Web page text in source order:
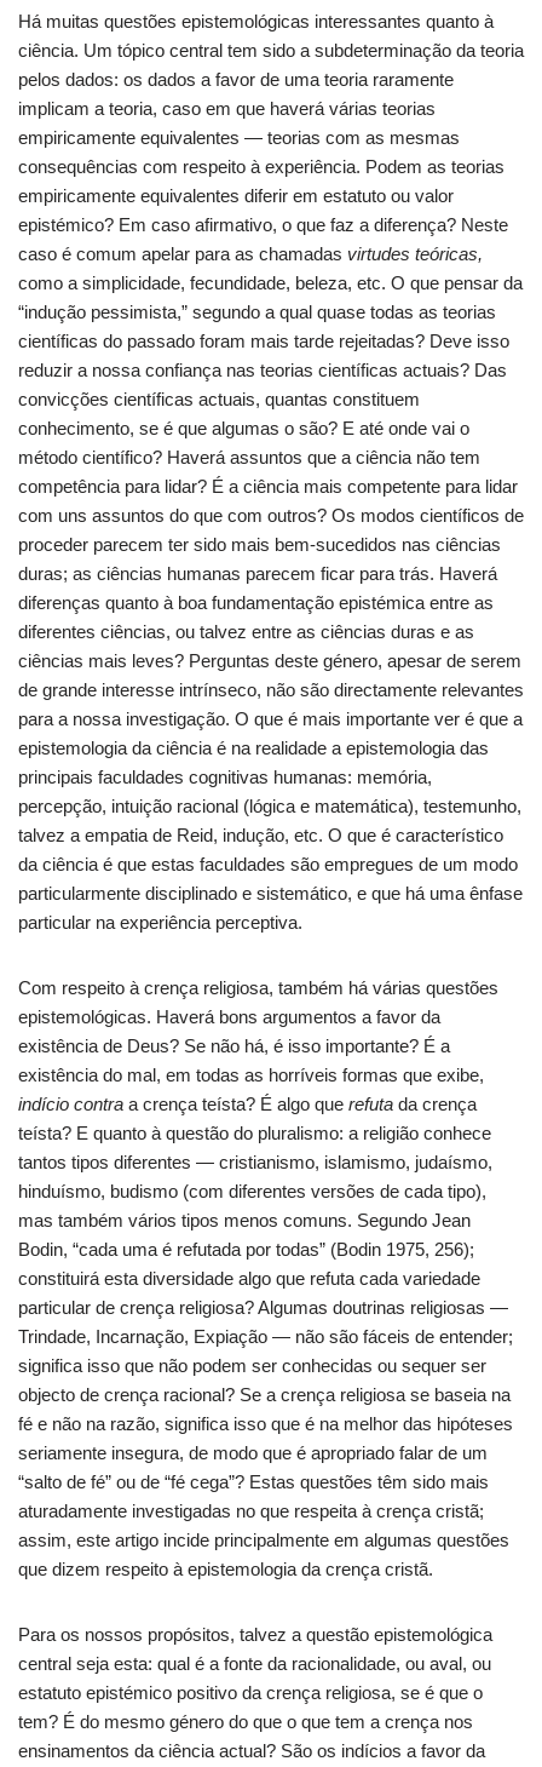
Há muitas questões epistemológicas interessantes quanto à
ciência. Um tópico central tem sido a subdeterminação da teoria
pelos dados: os dados a favor de uma teoria raramente
implicam a teoria, caso em que haverá várias teorias
empiricamente equivalentes — teorias com as mesmas
consequências com respeito à experiência. Podem as teorias
empiricamente equivalentes diferir em estatuto ou valor
epistémico? Em caso afirmativo, o que faz a diferença? Neste
caso é comum apelar para as chamadas virtudes teóricas,
como a simplicidade, fecundidade, beleza, etc. O que pensar da
“indução pessimista,” segundo a qual quase todas as teorias
científicas do passado foram mais tarde rejeitadas? Deve isso
reduzir a nossa confiança nas teorias científicas actuais? Das
convicções científicas actuais, quantas constituem
conhecimento, se é que algumas o são? E até onde vai o
método científico? Haverá assuntos que a ciência não tem
competência para lidar? É a ciência mais competente para lidar
com uns assuntos do que com outros? Os modos científicos de
proceder parecem ter sido mais bem-sucedidos nas ciências
duras; as ciências humanas parecem ficar para trás. Haverá
diferenças quanto à boa fundamentação epistémica entre as
diferentes ciências, ou talvez entre as ciências duras e as
ciências mais leves? Perguntas deste género, apesar de serem
de grande interesse intrínseco, não são directamente relevantes
para a nossa investigação. O que é mais importante ver é que a
epistemologia da ciência é na realidade a epistemologia das
principais faculdades cognitivas humanas: memória,
percepção, intuição racional (lógica e matemática), testemunho,
talvez a empatia de Reid, indução, etc. O que é característico
da ciência é que estas faculdades são empregues de um modo
particularmente disciplinado e sistemático, e que há uma ênfase
particular na experiência perceptiva.
Com respeito à crença religiosa, também há várias questões
epistemológicas. Haverá bons argumentos a favor da
existência de Deus? Se não há, é isso importante? É a
existência do mal, em todas as horríveis formas que exibe,
indício contra a crença teísta? É algo que refuta da crença
teísta? E quanto à questão do pluralismo: a religião conhece
tantos tipos diferentes — cristianismo, islamismo, judaísmo,
hinduísmo, budismo (com diferentes versões de cada tipo),
mas também vários tipos menos comuns. Segundo Jean
Bodin, “cada uma é refutada por todas” (Bodin 1975, 256);
constituirá esta diversidade algo que refuta cada variedade
particular de crença religiosa? Algumas doutrinas religiosas —
Trindade, Incarnação, Expiação — não são fáceis de entender;
significa isso que não podem ser conhecidas ou sequer ser
objecto de crença racional? Se a crença religiosa se baseia na
fé e não na razão, significa isso que é na melhor das hipóteses
seriamente insegura, de modo que é apropriado falar de um
“salto de fé” ou de “fé cega”? Estas questões têm sido mais
aturadamente investigadas no que respeita à crença cristã;
assim, este artigo incide principalmente em algumas questões
que dizem respeito à epistemologia da crença cristã.
Para os nossos propósitos, talvez a questão epistemológica
central seja esta: qual é a fonte da racionalidade, ou aval, ou
estatuto epistémico positivo da crença religiosa, se é que o
tem? É do mesmo género do que o que tem a crença nos
ensinamentos da ciência actual? São os indícios a favor da